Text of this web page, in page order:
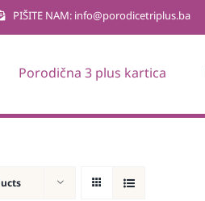
PIŠITE NAM: info@porodicetriplus.ba
Porodična 3 plus kartica